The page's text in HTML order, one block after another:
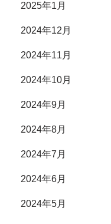
2025年1月
2024年12月
2024年11月
2024年10月
2024年9月
2024年8月
2024年7月
2024年6月
2024年5月